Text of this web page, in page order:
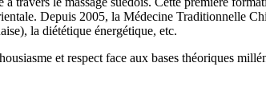
Depuis 2005, la Médecine Traditionnelle
la diététique énergétique, etc.
et respect face aux bases théoriques